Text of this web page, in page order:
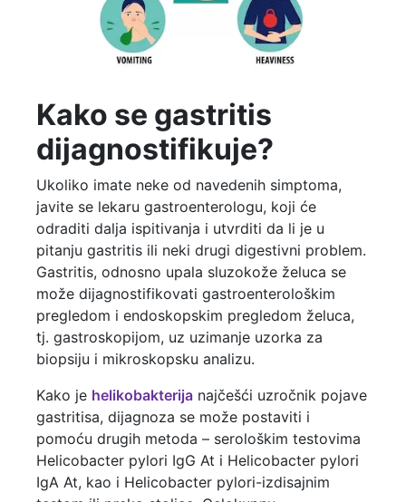
Kako se gastritis
dijagnostifikuje?
Ukoliko imate neke od navedenih simptoma,
javite se lekaru gastroenterologu, koji će
odraditi dalja ispitivanja i utvrditi da li je u
pitanju gastritis ili neki drugi digestivni problem.
Gastritis, odnosno upala sluzokože želuca se
može dijagnostifikovati gastroenterološkim
pregledom i endoskopskim pregledom želuca,
tj. gastroskopijom, uz uzimanje uzorka za
biopsiju i mikroskopsku analizu.
Kako je helikobakterija najčešći uzročnik pojave
gastritisa, dijagnoza se može postaviti i
pomoću drugih metoda – serološkim testovima
Helicobacter pylori IgG At i Helicobacter pylori
IgA At, kao i Helicobacter pylori-izdisajnim